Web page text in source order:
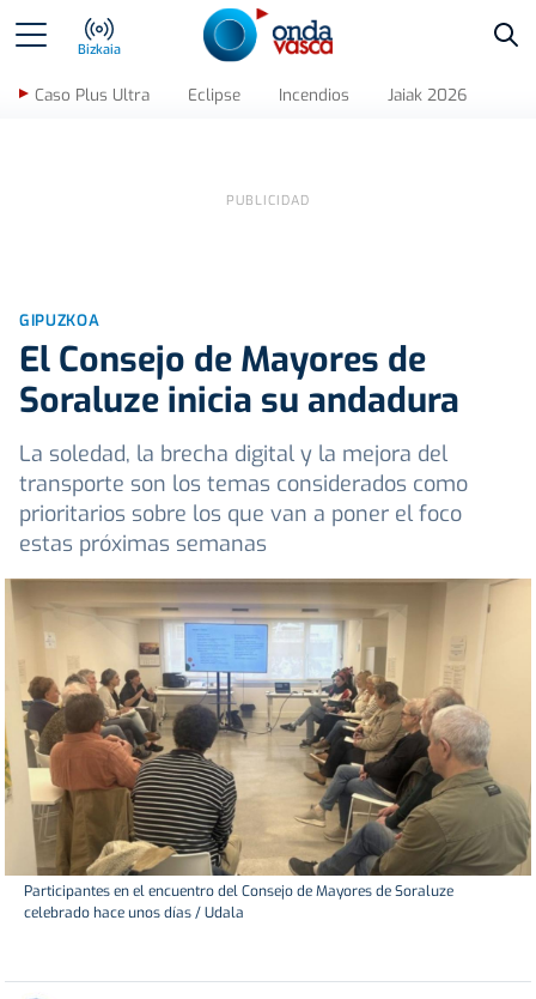
Bizkaia
Caso Plus Ultra Eclipse Incendios Jaiak 2026
GIPUZKOA
El Consejo de Mayores de
Soraluze inicia su andadura
La soledad, la brecha digital y la mejora del
transporte son los temas considerados como
prioritarios sobre los que van a poner el foco
estas próximas semanas
Participantes en el encuentro del Consejo de Mayores de Soraluze
celebrado hace unos días / Udala